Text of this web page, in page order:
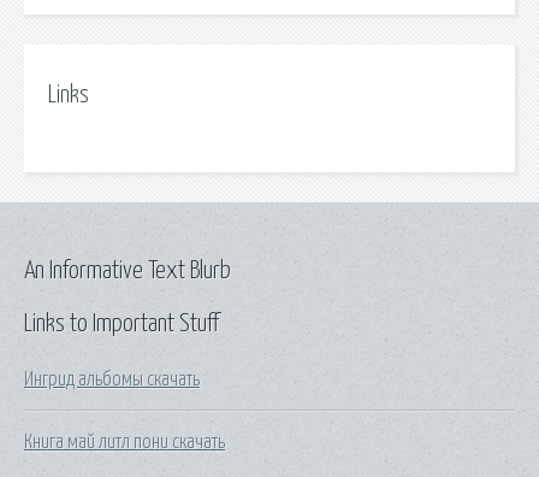
Links
Links to Important Stuff
Ингрид альбомы скачать
Книга май литл пони скачать
An Informative Text Blurb